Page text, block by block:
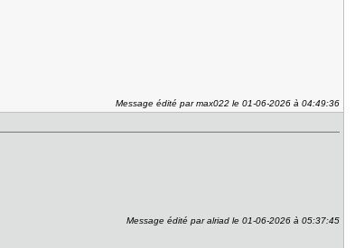
Message édité par max022 le 01-06-2026 à 04:49:36
Message édité par alriad le 01-06-2026 à 05:37:45